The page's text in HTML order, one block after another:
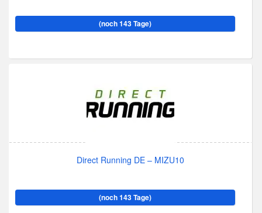
(noch 143 Tage)
Direct Running DE – MIZU10
(noch 143 Tage)